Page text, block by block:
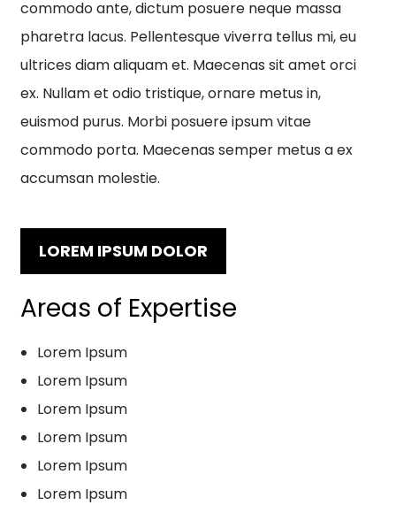
commodo ante, dictum posuere neque massa
pharetra lacus. Pellentesque viverra tellus mi, eu
ultrices diam aliquam et. Maecenas sit amet orci
ex. Nullam et odio tristique, ornare metus in,
euismod purus. Morbi posuere ipsum vitae
commodo porta. Maecenas semper metus a ex
accumsan molestie.
LOREM IPSUM DOLOR
Areas of Expertise
Lorem Ipsum
Lorem Ipsum
Lorem Ipsum
Lorem Ipsum
Lorem Ipsum
Lorem Ipsum